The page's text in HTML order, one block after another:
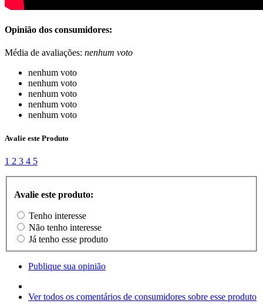
Opinião dos consumidores:
Média de avaliações: nenhum voto
nenhum voto
nenhum voto
nenhum voto
nenhum voto
nenhum voto
Avalie este Produto
1 2 3 4 5
Avalie este produto:
Tenho interesse
Não tenho interesse
Já tenho esse produto
Publique sua opinião
Ver todos os comentários de consumidores sobre esse produto